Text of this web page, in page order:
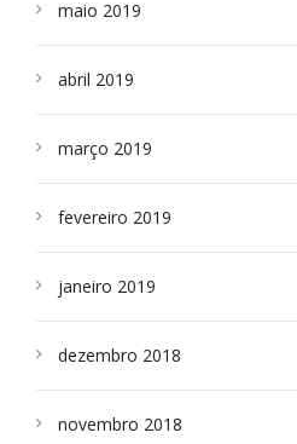
maio 2019
abril 2019
março 2019
fevereiro 2019
janeiro 2019
dezembro 2018
novembro 2018